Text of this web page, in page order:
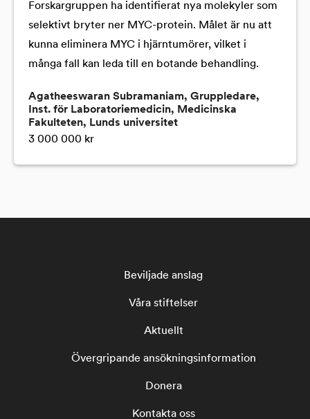
Forskargruppen ha identifierat nya molekyler som
selektivt bryter ner MYC-protein. Målet är nu att
kunna eliminera MYC i hjärntumörer, vilket i
många fall kan leda till en botande behandling.
Agatheeswaran Subramaniam, Gruppledare,
Inst. för Laboratoriemedicin, Medicinska
Fakulteten, Lunds universitet
3 000 000 kr
Beviljade anslag
Våra stiftelser
Aktuellt
Övergripande ansökningsinformation
Donera
Kontakta oss